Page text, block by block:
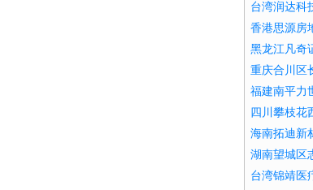
台湾润达科
香港思源房
黑龙江凡奇
重庆合川区
福建南平力
四川攀枝花
海南拓迪新
湖南望城区
台湾锦靖医